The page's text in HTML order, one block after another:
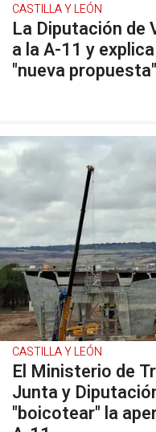
CASTILLA Y LEÓN
La Diputación de
a la A-11 y
"nueva
CASTILLA Y LEÓN
El Ministerio de
Junta y
"boicotear" la